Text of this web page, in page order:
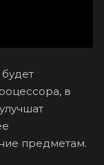
в
предметам.